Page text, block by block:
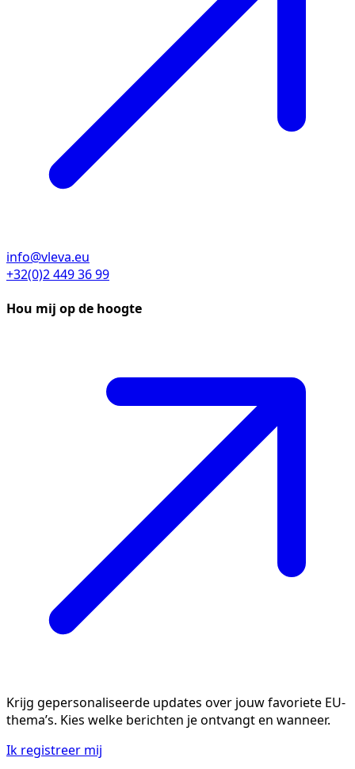
info@vleva.eu
+32(0)2 449 36 99
Hou mij op de hoogte
Krijg gepersonaliseerde updates over jouw favoriete EU-
thema’s. Kies welke berichten je ontvangt en wanneer.
Ik registreer mij